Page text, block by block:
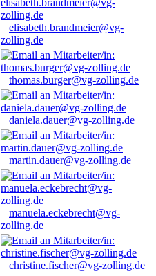
elisabeth.brandmeier@vg-
zolling.de
thomas.burger@vg-zolling.de
daniela.dauer@vg-zolling.de
martin.dauer@vg-zolling.de
manuela.eckebrecht@vg-
zolling.de
christine.fischer@vg-zolling.de